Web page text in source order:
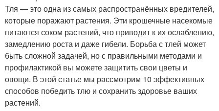
Тля — это одна из самых распространённых вредителей,
которые поражают растения. Эти крошечные насекомые
питаются соком растений, что приводит к их ослаблению,
замедлению роста и даже гибели. Борьба с тлей может
быть сложной задачей, но с правильными методами и
профилактикой вы можете защитить свои цветы и
овощи. В этой статье мы рассмотрим 10 эффективных
способов победить тлю и сохранить здоровье ваших
растений.